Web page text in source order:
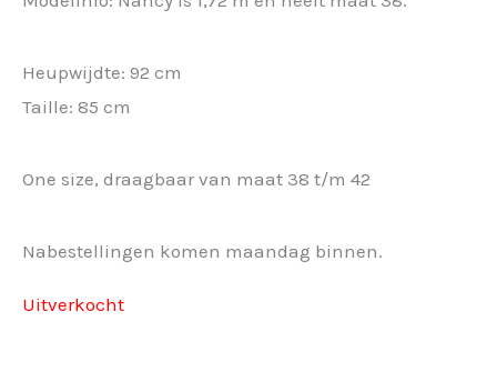
Heupwijdte: 92 cm
Taille: 85 cm
One size, draagbaar van maat 38 t/m 42
Nabestellingen komen maandag binnen.
Uitverkocht